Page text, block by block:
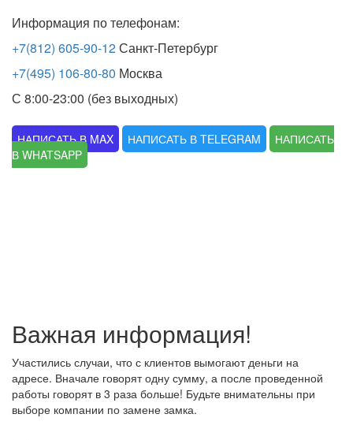
Информация по телефонам:
+7(812) 605-90-12Санкт-Петербург
+7(495) 106-80-80 Москва
С 8:00-23:00 (без выходных)
НАПИСАТЬ В MAX НАПИСАТЬ В TELEGRAM
НАПИСАТЬ
В WHATSAPP
Важная информация!
Участились случаи, что с клиентов вымогают деньги на
адресе. Вначале говорят одну сумму, а после проведенной
работы говорят в 3 раза больше! Будьте внимательны при
выборе компании по замене замка.